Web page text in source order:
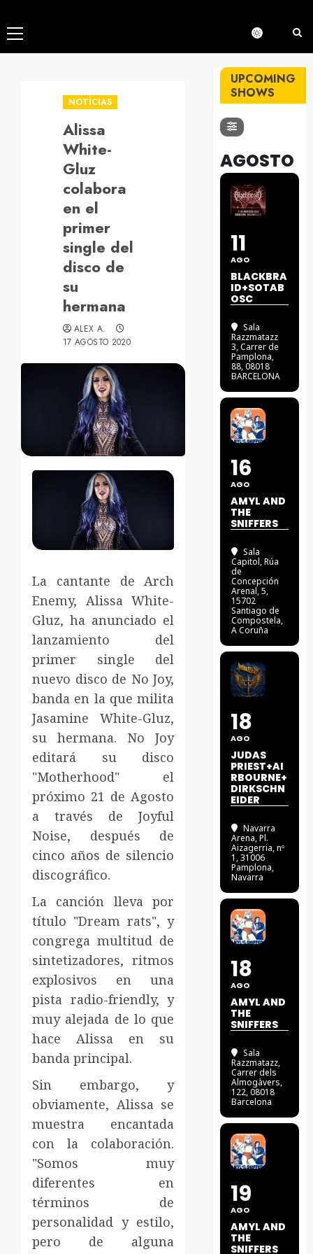
Menú
principal
NOTÍCIAS
Alissa
White-
Gluz
colabora
en el
primer
single del
disco de
su
hermana
ALEX A.
17 AGOSTO 2020
La cantante de Arch
Enemy, Alissa White-
Gluz, ha anunciado el
lanzamiento del
primer single del
nuevo disco de No Joy,
banda en la que milita
Jasamine White-Gluz,
su hermana. No Joy
editará su disco
"Motherhood" el
próximo 21 de Agosto
a través de Joyful
Noise, después de
cinco años de silencio
discográfico.
La canción lleva por
título "Dream rats", y
congrega multitud de
sintetizadores, ritmos
explosivos en una
pista radio-friendly, y
muy alejada de lo que
hace Alissa en su
banda principal.
Sin embargo, y
obviamente, Alissa se
muestra encantada
con la colaboración.
"Somos muy
diferentes en
términos de
personalidad y estilo,
pero de alguna
UPCOMING
SHOWS
AGOSTO
11
AGO
BLACKBRA
ID+SOTAB
OSC
Sala
Razzmatazz
3, Carrer de
Pamplona,
88, 08018
BARCELONA
16
AGO
AMYL AND
THE
SNIFFERS
Sala
Capitol, Rúa
de
Concepción
Arenal, 5,
15702
Santiago de
Compostela,
A Coruña
18
AGO
JUDAS
PRIEST+AI
RBOURNE+
DIRKSCHN
EIDER
Navarra
Arena, Pl.
Aizagerria, nº
1, 31006
Pamplona,
Navarra
18
AGO
AMYL AND
THE
SNIFFERS
Sala
Razzmatazz,
Carrer dels
Almogàvers,
122, 08018
Barcelona
19
AGO
AMYL AND
THE
SNIFFERS